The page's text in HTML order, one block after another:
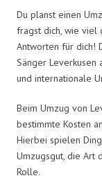
Du planst einen
fragst dich, wie viel
Antworten für dich!
Sänger Leverkusen
und internationale
Beim Umzug von
bestimmte Kosten
Hierbei spielen
Umzugsgut, die Art
Rolle.